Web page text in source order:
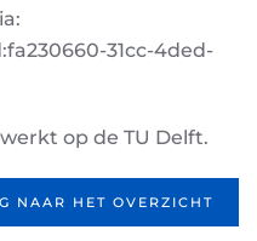
31cc-4ded-
op de TU Delft.
NAAR HET OVERZICHT